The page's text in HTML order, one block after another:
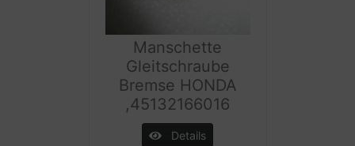
Manschette
Gleitschraube
Bremse HONDA
,45132166016
Details